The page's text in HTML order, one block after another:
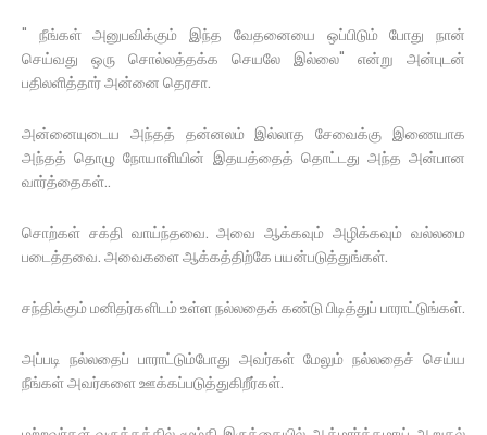
" நீங்கள் அனுபவிக்கும் இந்த வேதனையை ஒப்பிடும் போது நான்
செய்வது ஒரு சொல்லத்தக்க செயலே இல்லை" என்று அன்புடன்
பதிலளித்தார் அன்னை தெரசா.
அன்னையுடைய அந்தத் தன்னலம் இல்லாத சேவைக்கு இணையாக
அந்தத் தொழு நோயாளியின் இதயத்தைத் தொட்டது அந்த அன்பான
வார்த்தைகள்..
சொற்கள் சக்தி வாய்ந்தவை. அவை ஆக்கவும் அழிக்கவும் வல்லமை
படைத்தவை. அவைகளை ஆக்கத்திற்கே பயன்படுத்துங்கள்.
சந்திக்கும் மனிதர்களிடம் உள்ள நல்லதைக் கண்டு பிடித்துப் பாராட்டுங்கள்.
அப்படி நல்லதைப் பாராட்டும்போது அவர்கள் மேலும் நல்லதைச் செய்ய
நீங்கள் அவர்களை ஊக்கப்படுத்துகிறீர்கள்.